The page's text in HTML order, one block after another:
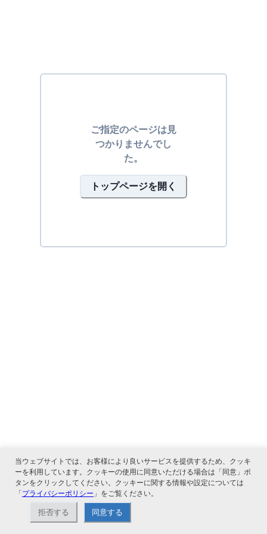
ご指定のページは見
つかりませんでし
た。
トップページを開く
当ウェブサイトでは、お客様により良いサービスを提供するため、クッキ
ーを利用しています。クッキーの使用に同意いただける場合は「同意」ボ
タンをクリックしてください。クッキーに関する情報や設定については
「プライバシーポリシー 」をご覧ください。
拒否する 同意する